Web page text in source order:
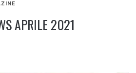
APRILE 2021